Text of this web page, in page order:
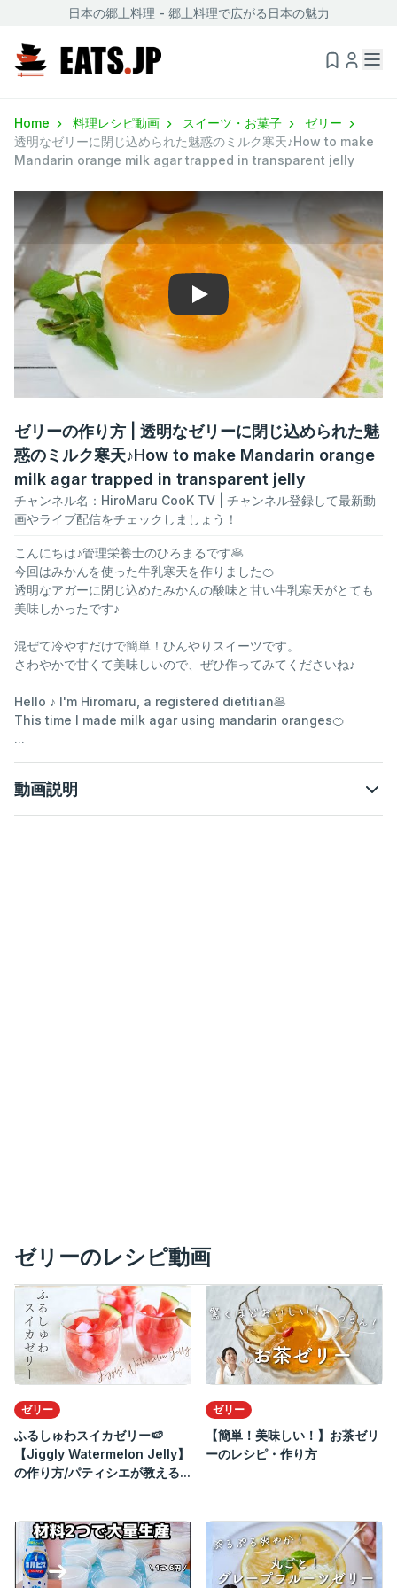
日本の郷土料理 - 郷土料理で広がる日本の魅力
Home 料理レシピ動画 スイーツ・お菓子
ゼリー
透明なゼリーに閉じ込められた魅惑のミルク寒天♪How to make
Mandarin orange milk agar trapped in transparent jelly
Play
ゼリーの作り方 | 透明なゼリーに閉じ込められた魅
惑のミルク寒天♪How to make Mandarin orange
milk agar trapped in transparent jelly
チャンネル名： HiroMaru CooK TV | チャンネル登録して最新動
画やライブ配信をチェックしましょう！
こんにちは♪管理栄養士のひろまるです🥞
今回はみかんを使った牛乳寒天を作りました🍊
透明なアガーに閉じ込めたみかんの酸味と甘い牛乳寒天がとても
美味しかったです♪
混ぜて冷やすだけで簡単！ひんやりスイーツです。
さわやかで甘くて美味しいので、ぜひ作ってみてくださいね♪
Hello ♪ I'm Hiromaru, a registered dietitian🥞
This time I made milk agar using mandarin oranges🍊
...
動画説明
ゼリーのレシピ動画
ゼリー
ふるしゅわスイカゼリー🍉
【Jiggly Watermelon Jelly】
の作り方/パティシエが教える...
ゼリー
【簡単！美味しい！】お茶ゼリ
ーのレシピ・作り方